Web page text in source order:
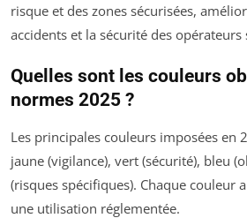
risque et des zones sécurisées,
accidents et la sécurité des
Quelles sont les couleurs
normes 2025 ?
Les principales couleurs imposées en
jaune (vigilance), vert (sécurité), bleu
(risques spécifiques). Chaque couleur
une utilisation réglementée.